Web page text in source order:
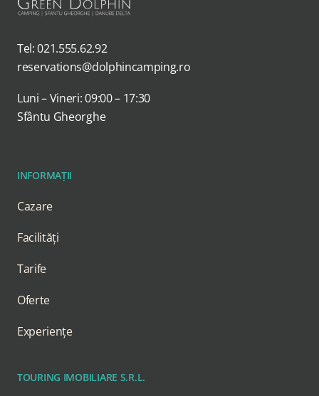
Tel: 021.555.62.92
reservations@dolphincamping.ro
Luni – Vineri: 09:00 – 17:30
Sfântu Gheorghe
INFORMAȚII
Cazare
Facilități
Tarife
Oferte
Experiențe
TOURING IMOBILIARE S.R.L.